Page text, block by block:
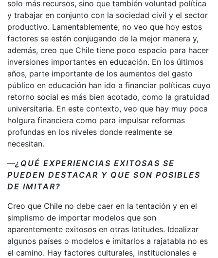
solo más recursos, sino que también voluntad política
y trabajar en conjunto con la sociedad civil y el sector
productivo. Lamentablemente, no veo que hoy estos
factores se estén conjugando de la mejor manera y,
además, creo que Chile tiene poco espacio para hacer
inversiones importantes en educación. En los últimos
años, parte importante de los aumentos del gasto
público en educación han ido a financiar políticas cuyo
retorno social es más bien acotado, como la gratuidad
universitaria. En este contexto, veo que hay muy poca
holgura financiera como para impulsar reformas
profundas en los niveles donde realmente se
necesitan.
—¿QUÉ EXPERIENCIAS EXITOSAS SE
PUEDEN DESTACAR Y QUE SON POSIBLES
DE IMITAR?
Creo que Chile no debe caer en la tentación y en el
simplismo de importar modelos que son
aparentemente exitosos en otras latitudes. Idealizar
algunos países o modelos e imitarlos a rajatabla no es
el camino. Hay factores culturales, institucionales e